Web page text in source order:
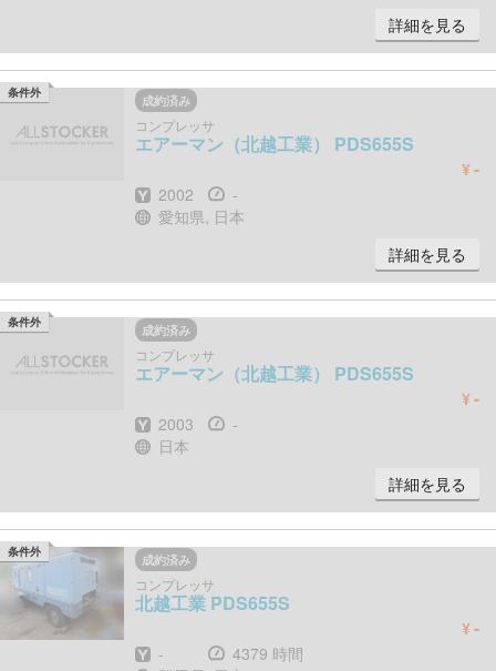
詳細を見る
成約済み
コンプレッサ
エアーマン（北越工業） PDS655S
¥-
年式
2002 時間
-
場所
愛知県, 日本
詳細を見る
条件外
成約済み
コンプレッサ
エアーマン（北越工業） PDS655S
¥-
年式
2003 時間
-
場所
日本
詳細を見る
条件外
成約済み
コンプレッサ
北越工業 PDS655S
¥-
年式
- 時間
4379 時間
条件外